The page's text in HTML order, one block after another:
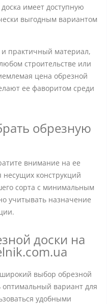
имеет доступную
выгодным вариантом
практичный материал,
строительстве или
цена обрезной
ее фаворитом среди
обрезную
внимание на ее
конструкций
сорта с минимальным
учитывать назначение
доски на
выбор обрезной
оптимальный вариант для
удобными